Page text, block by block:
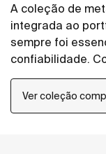
A coleção de
integrada ao
sempre foi
confiabilidade.
referência global
coleção de
acabamentos de
Ver coleção